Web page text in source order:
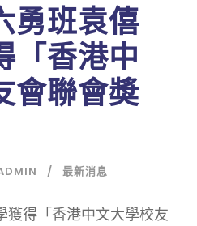
勇班袁僖
「香港中
會聯會奬
最新消息
獲得「香港中文大學校友